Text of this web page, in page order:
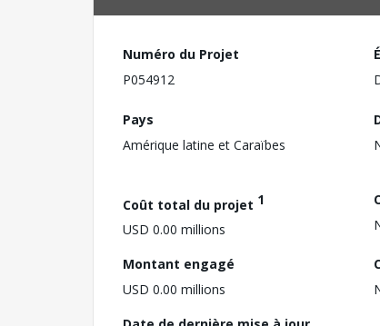
Numéro du Projet
P054912
Pays
Amérique latine et Caraïbes
Coût total du projet 1
USD 0.00 millions
Montant engagé
USD 0.00 millions